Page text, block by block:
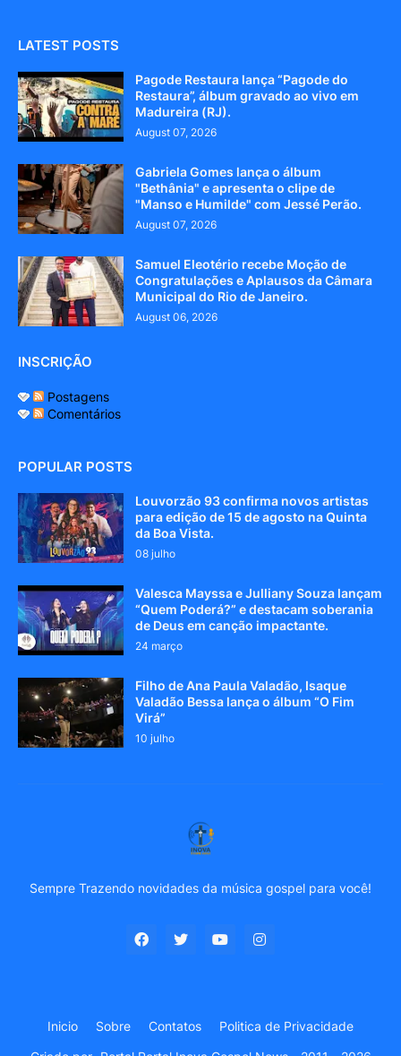
LATEST POSTS
Pagode Restaura lança “Pagode do
Restaura”, álbum gravado ao vivo em
Madureira (RJ).
August 07, 2026
Gabriela Gomes lança o álbum
"Bethânia" e apresenta o clipe de
"Manso e Humilde" com Jessé Perão.
August 07, 2026
Samuel Eleotério recebe Moção de
Congratulações e Aplausos da Câmara
Municipal do Rio de Janeiro.
August 06, 2026
INSCRIÇÃO
Postagens
Comentários
POPULAR POSTS
Louvorzão 93 confirma novos artistas
para edição de 15 de agosto na Quinta
da Boa Vista.
08 julho
Valesca Mayssa e Julliany Souza lançam
“Quem Poderá?” e destacam soberania
de Deus em canção impactante.
24 março
Filho de Ana Paula Valadão, Isaque
Valadão Bessa lança o álbum “O Fim
Virá”
10 julho
Sempre Trazendo novidades da música gospel para você!
Inicio Sobre Contatos Politica de Privacidade